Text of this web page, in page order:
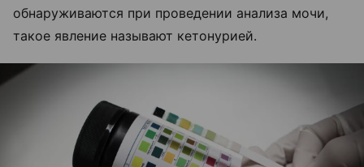
обнаруживаются при проведении анализа мочи,
такое явление называют кетонурией.